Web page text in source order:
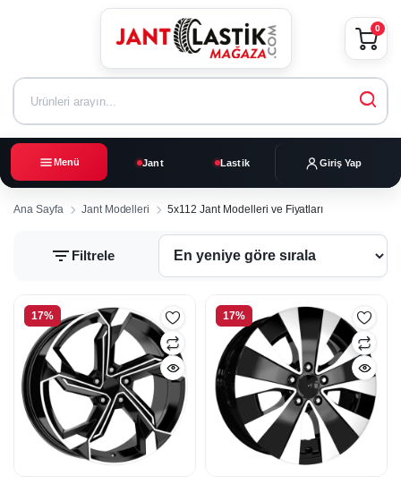
Menü Jant Lastik Giriş Yap
0
Ana Sayfa Jant Modelleri 5x112 Jant Modelleri ve Fiyatları
Filtrele
5x112
Jant
Modelleri
ve
Fiyatları
ürünleri
17% 17%